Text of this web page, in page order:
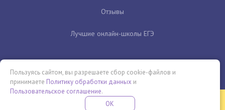
Отзывы
Лучшие онлайн-школы ЕГЭ
Бесплатная летняя школа
Пользуясь сайтом, вы разрешаете сбор cookie-файлов и
принимаете Политику обработки данных и
Пользовательское соглашение.
OK